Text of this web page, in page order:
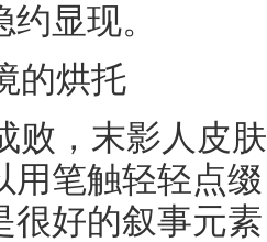
显现。
的烘托
败，末影人皮
用笔触轻轻点
很好的叙事元